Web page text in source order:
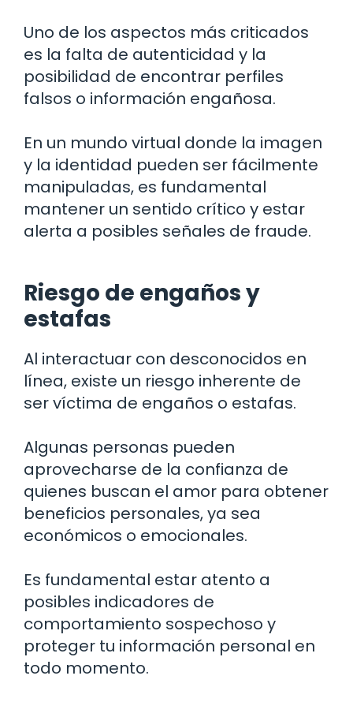
Uno de los aspectos más criticados
es la falta de autenticidad y la
posibilidad de encontrar perfiles
falsos o información engañosa.
En un mundo virtual donde la imagen
y la identidad pueden ser fácilmente
manipuladas, es fundamental
mantener un sentido crítico y estar
alerta a posibles señales de fraude.
Riesgo de engaños y
estafas
Al interactuar con desconocidos en
línea, existe un riesgo inherente de
ser víctima de engaños o estafas.
Algunas personas pueden
aprovecharse de la confianza de
quienes buscan el amor para obtener
beneficios personales, ya sea
económicos o emocionales.
Es fundamental estar atento a
posibles indicadores de
comportamiento sospechoso y
proteger tu información personal en
todo momento.